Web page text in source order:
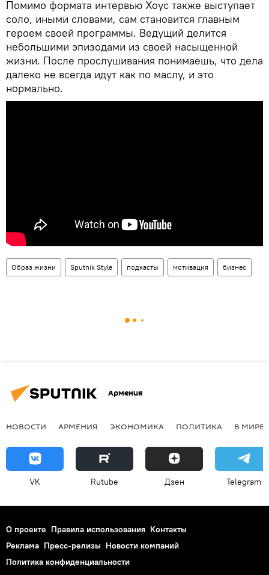
Помимо формата интервью Хоус также выступает
соло, иными словами, сам становится главным
героем своей программы. Ведущий делится
небольшими эпизодами из своей насыщенной
жизни. После прослушивания понимаешь, что дела
далеко не всегда идут как по маслу, и это
нормально.
Образ жизни Sputnik Style подкасты мотивация бизнес
Армения
НОВОСТИ АРМЕНИЯ ЭКОНОМИКА ПОЛИТИКА В МИРЕ
VK Rutube Дзен Telegram
О проекте Правила использования Контакты
Реклама Пресс-релизы Новости компаний
Политика конфиденциальности